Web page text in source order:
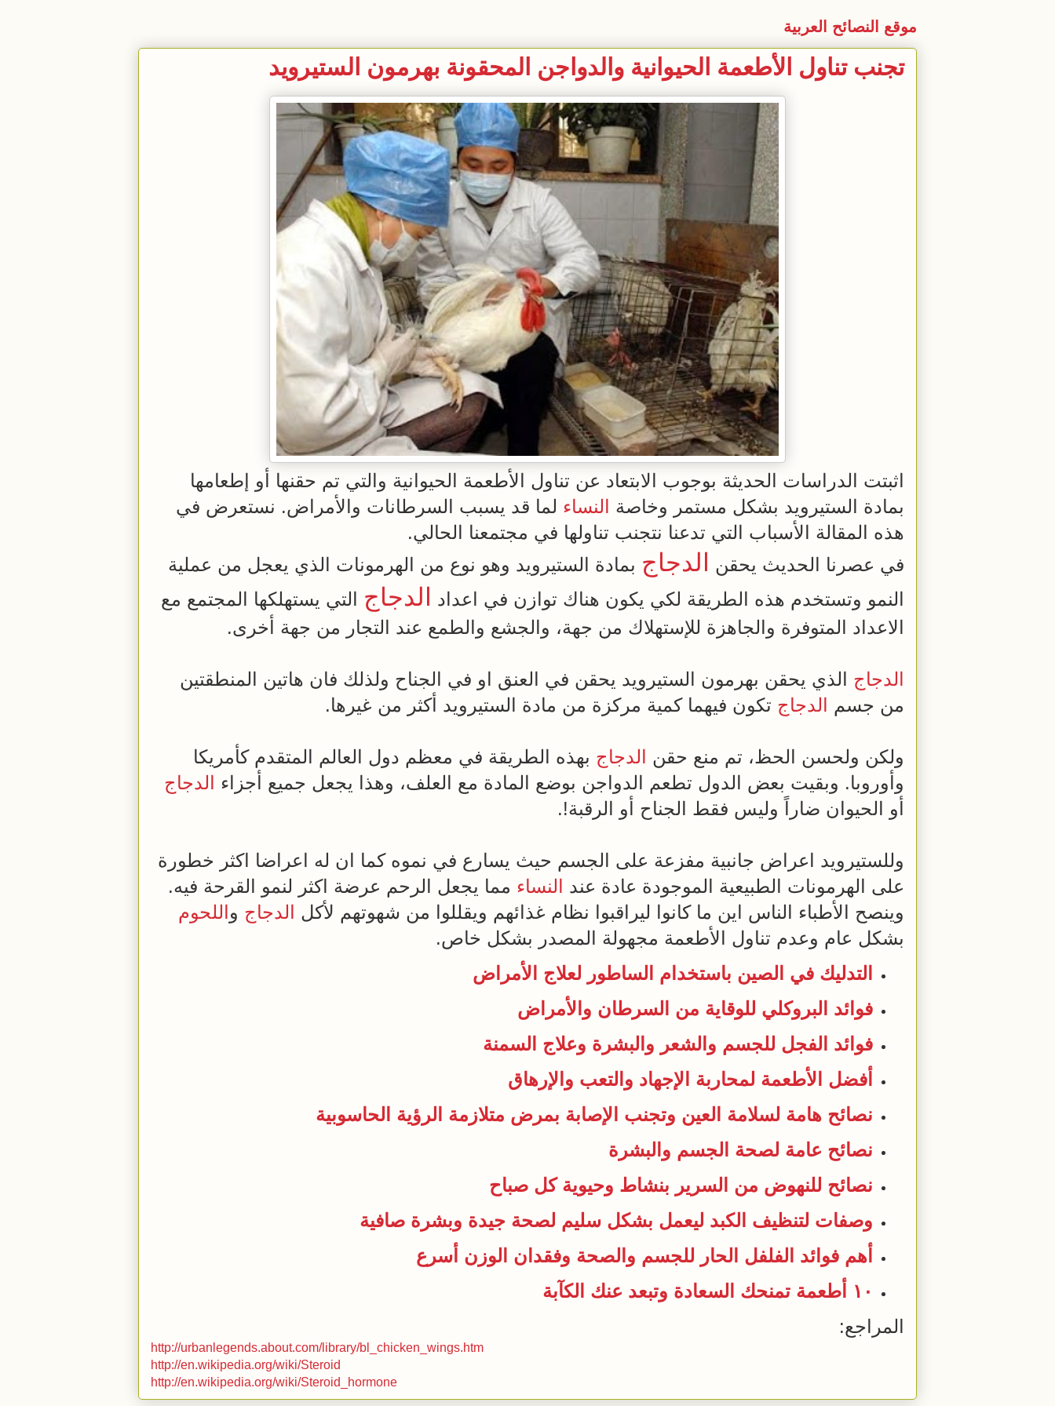
موقع النصائح العربية
تجنب تناول الأطعمة الحيوانية والدواجن المحقونة بهرمون الستيرويد
اثبتت الدراسات الحديثة بوجوب الابتعاد عن تناول الأطعمة الحيوانية والتي تم حقنها أو إطعامها
بمادة الستيرويد بشكل مستمر وخاصة
النساء لما قد يسبب السرطانات والأمراض. نستعرض في
هذه المقالة الأسباب التي تدعنا نتجنب تناولها في مجتمعنا الحالي.
في عصرنا الحديث يحقن
الدجاج بمادة الستيرويد وهو نوع من الهرمونات الذي يعجل من عملية
النمو وتستخدم هذه الطريقة لكي يكون هناك توازن في اعداد
الدجاج التي يستهلكها المجتمع مع
الاعداد المتوفرة والجاهزة للإستهلاك من جهة، والجشع والطمع عند التجار من جهة أخرى.
الدجاج الذي يحقن بهرمون الستيرويد يحقن في العنق او في الجناح ولذلك فان هاتين المنطقتين
من جسم
الدجاج تكون فيهما كمية مركزة من مادة الستيرويد أكثر من غيرها.
ولكن ولحسن الحظ، تم منع حقن الدجاج بهذه الطريقة في معظم دول العالم المتقدم كأمريكا
وأوروبا. وبقيت بعض الدول تطعم الدواجن بوضع المادة مع العلف، وهذا يجعل جميع أجزاء
الدجاج
أو الحيوان ضاراً وليس فقط الجناح أو الرقبة!.
وللستيرويد اعراض جانبية مفزعة على الجسم حيث يسارع في نموه كما ان له اعراضا اكثر خطورة
على الهرمونات الطبيعية الموجودة عادة عند
النساء مما يجعل الرحم عرضة اكثر لنمو القرحة فيه.
وينصح الأطباء الناس اين ما كانوا ليراقبوا نظام غذائهم ويقللوا من شهوتهم لأكل
الدجاج و اللحوم
بشكل عام وعدم تناول الأطعمة مجهولة المصدر بشكل خاص.
التدليك في الصين باستخدام الساطور لعلاج الأمراض
فوائد البروكلي للوقاية من السرطان والأمراض
فوائد الفجل للجسم والشعر والبشرة وعلاج السمنة
أفضل الأطعمة لمحاربة الإجهاد والتعب والإرهاق
نصائح هامة لسلامة العين وتجنب الإصابة بمرض متلازمة الرؤية الحاسوبية
نصائح عامة لصحة الجسم والبشرة
نصائح للنهوض من السرير بنشاط وحيوية كل صباح
وصفات لتنظيف الكبد ليعمل بشكل سليم لصحة جيدة وبشرة صافية
أهم فوائد الفلفل الحار للجسم والصحة وفقدان الوزن أسرع
١٠ أطعمة تمنحك السعادة وتبعد عنك الكآبة
المراجع:
http://urbanlegends.about.com/library/bl_chicken_wings.htm
http://en.wikipedia.org/wiki/Steroid
http://en.wikipedia.org/wiki/Steroid_hormone